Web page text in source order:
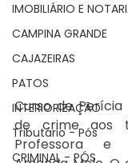
IMOBILIÁRIO E
CAMPINA GRANDE
CAJAZEIRAS
PATOS
INTERIORIZAÇÃO
Tributário - Pós
CRIMINAL - PÓS
Curso de
de crime aos
Professora e